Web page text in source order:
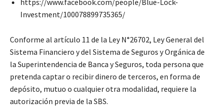
https://www.facebook.com/people/Blue-Lock-
Investment/100078899735365/
Conforme al artículo 11 de la Ley N°26702, Ley General del
Sistema Financiero y del Sistema de Seguros y Orgánica de
la Superintendencia de Banca y Seguros, toda persona que
pretenda captar o recibir dinero de terceros, en forma de
depósito, mutuo o cualquier otra modalidad, requiere la
autorización previa de la SBS.